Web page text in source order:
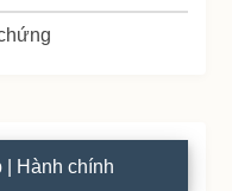
| Hành chính